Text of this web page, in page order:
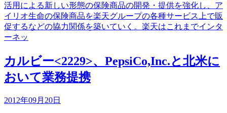
活用による新しい形態の保険商品の開発・提供を強化し、ア
イリオ生命の保険商品を楽天グループの各種サービス上で販
促するなどの協力関係を築いていく。楽天はこれまでインタ
ーネッ
カルビー<2229>、PepsiCo,Inc.と北米に
おいて業務提携
2012年09月20日